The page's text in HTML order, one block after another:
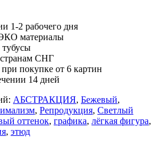
1-2 рабочего дня
материалы
СНГ
покупке от 6 картин
14 дней
АБСТРАКЦИЯ, Бежевый,
, Репродукция, Светлый
оттенок, графика, лёгкая фигура,
, этюд